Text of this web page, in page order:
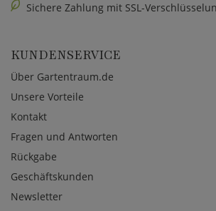
Sichere Zahlung mit SSL-
KUNDENSERVICE
Über Gartentraum.de
Unsere Vorteile
Kontakt
Fragen und Antworten
Rückgabe
Geschäftskunden
Newsletter